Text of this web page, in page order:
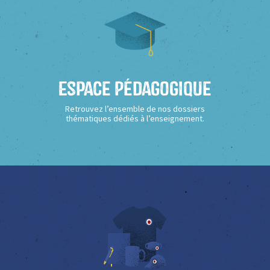
Espace Pédagogique
Retrouvez l’ensemble de nos dossiers
thématiques dédiés à l’enseignement.